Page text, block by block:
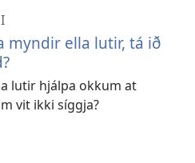
myndir ella lutir, tá ið
lutir hjálpa okkum at
vit ikki síggja?